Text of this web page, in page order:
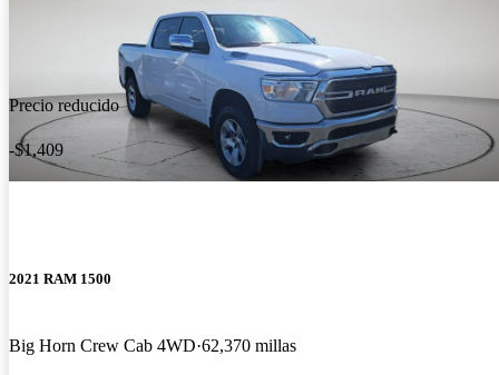
Precio reducido
-$1,409
2021 RAM 1500
Big Horn Crew Cab 4WD 62,370 millas